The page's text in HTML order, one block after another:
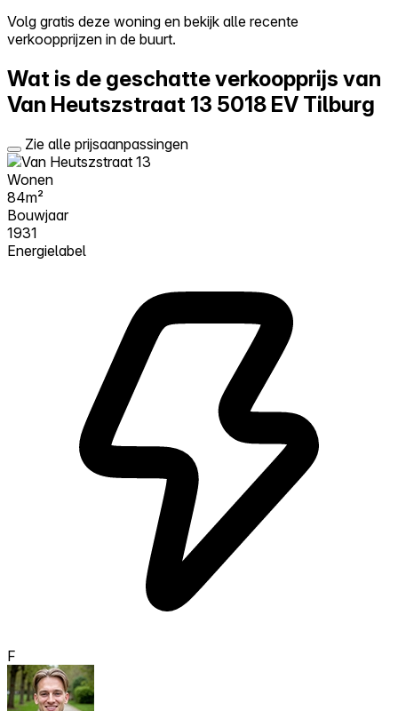
Log in
Volg gratis deze woning en bekijk alle recente
verkoopprijzen in de buurt.
Wat is de geschatte verkoopprijs van
Van Heutszstraat 13 5018 EV Tilburg
Zie alle prijsaanpassingen
Wonen
84m²
Bouwjaar
1931
Energielabel
F